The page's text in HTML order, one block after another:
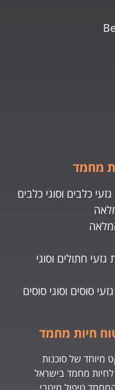
מחמד
כלבים וסוגי כלבים
חתולים וסוגי
סוסים וסוגי סוסים
חיות מחמד
מיוחד של סוכנות
מחמד בישראל